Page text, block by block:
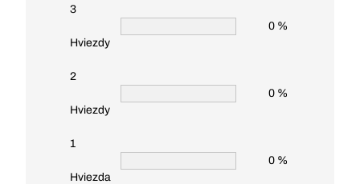
3
Hviezdy
0 %
2
Hviezdy
0 %
1
Hviezda
0 %